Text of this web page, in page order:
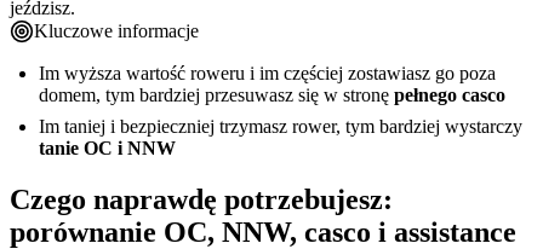
jeździsz.
Kluczowe informacje
Im wyższa wartość roweru i im częściej zostawiasz go poza
domem, tym bardziej przesuwasz się w stronę pełnego casco
Im taniej i bezpieczniej trzymasz rower, tym bardziej wystarczy
tanie OC i NNW
Czego naprawdę potrzebujesz:
porównanie OC, NNW, casco i assistance